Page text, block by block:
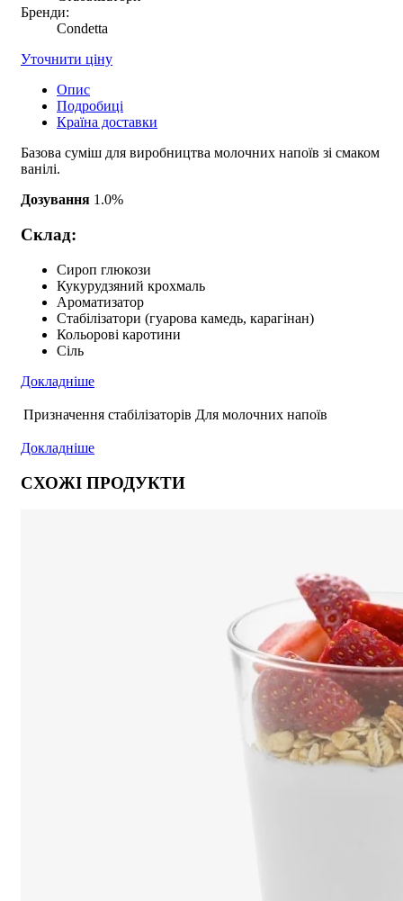
Бренди:
Condetta
Уточнити ціну
Опис
Подробиці
Країна доставки
Базова суміш для виробництва молочних напоїв зі смаком
ванілі.
Дозування 1.0%
Склад:
Сироп глюкози
Кукурудзяний крохмаль
Ароматизатор
Стабілізатори (гуарова камедь, карагінан)
Кольорові каротини
Сіль
Докладніше
Призначення стабілізаторів Для молочних напоїв
Докладніше
СХОЖІ ПРОДУКТИ